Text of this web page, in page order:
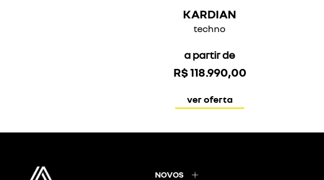
KARDIAN
techno
a partir de
R$ 118.990,00
ver oferta
NOVOS